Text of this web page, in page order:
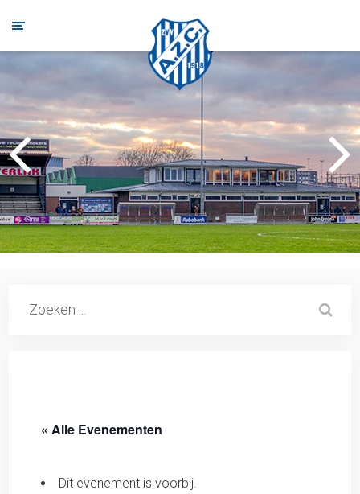
« Alle Evenementen
Dit evenement is voorbij.